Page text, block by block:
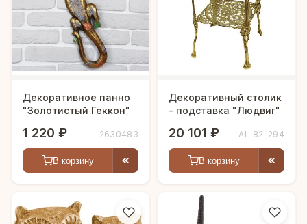
Декоративное панно
"Золотистый Геккон"
1 220 ₽ 2630483
В корзину
Декоративный столик
- подставка "Людвиг"
20 101 ₽ AL-82-294
В корзину